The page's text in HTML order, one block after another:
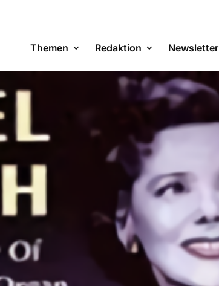
Themen Redaktion Newsletter